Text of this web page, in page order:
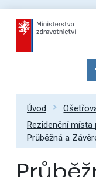
Úvod
Rezidenční místa
Průběžná a